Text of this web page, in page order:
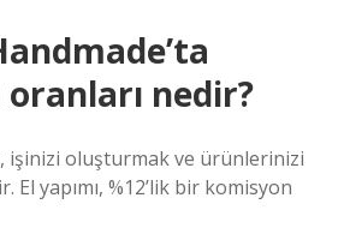
nedir?
işinizi oluşturmak ve ürünlerinizi
El yapımı, %12’lik bir komisyon